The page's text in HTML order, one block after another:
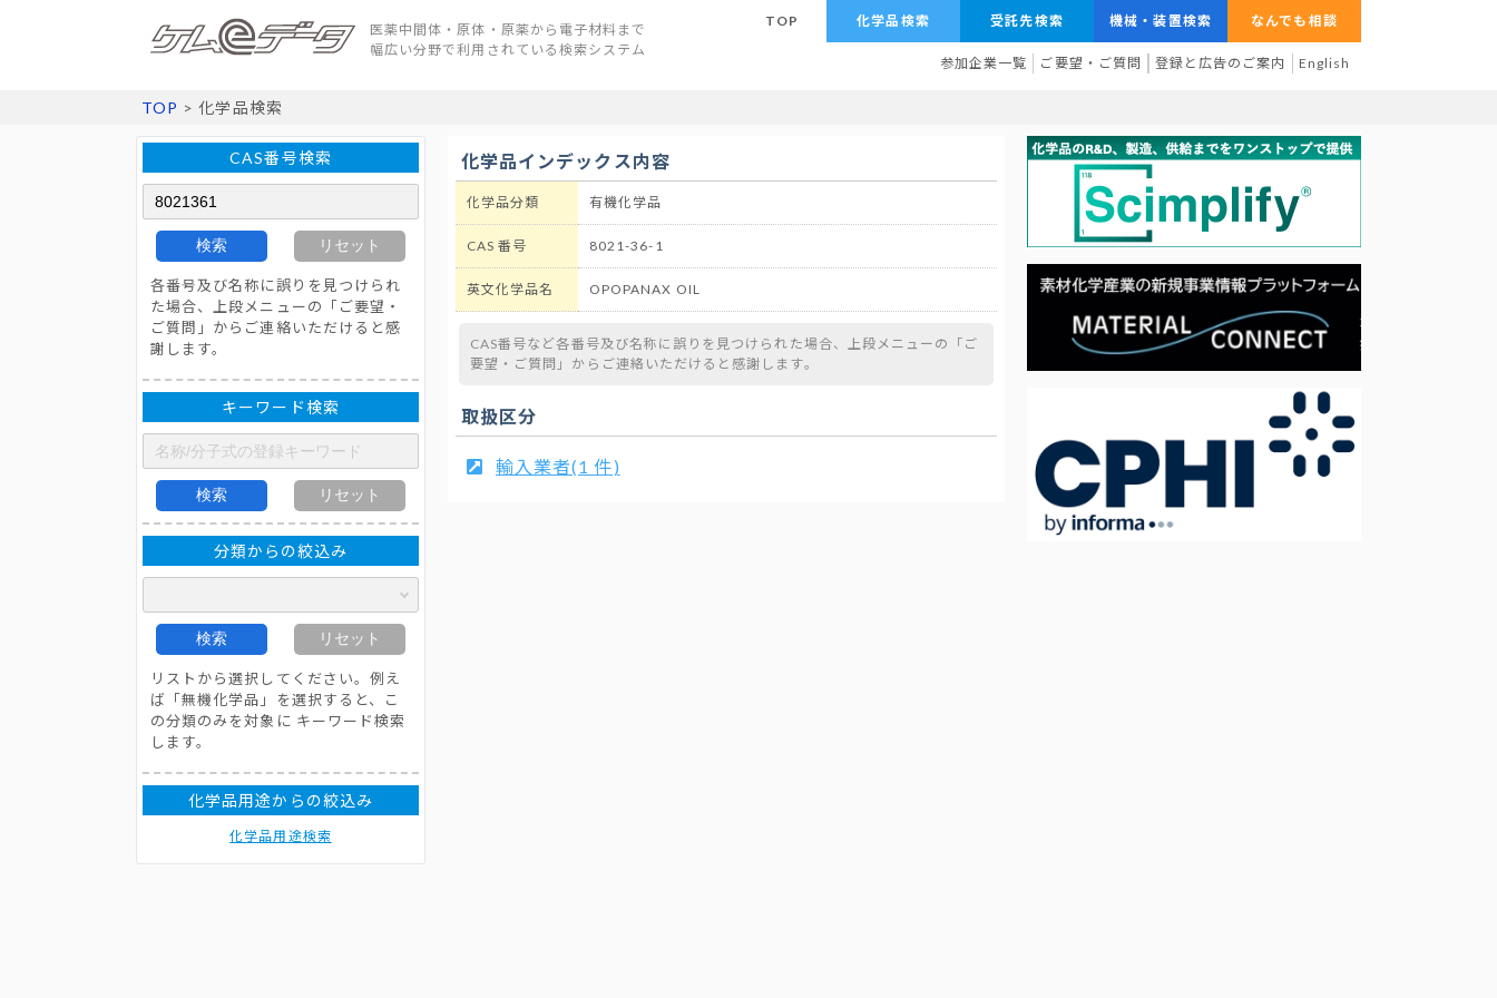
医薬中間体・原体・原薬から電子材料まで
幅広い分野で利用されている検索システム
TOP 化学品検索 受託先検索 機械・装置検索 なんでも相談
参加企業一覧 ご要望・ご質問 登録と広告のご案内 English
TOP > 化学品検索
CAS番号検索
検索 リセット
各番号及び名称に誤りを見つけられ
た場合、上段メニューの「ご要望・
ご質問」からご連絡いただけると感
謝します。
キーワード検索
検索 リセット
分類からの絞込み
検索 リセット
リストから選択してください。例え
ば「無機化学品」を選択すると、こ
の分類のみを対象に キーワード検索
します。
化学品用途からの絞込み
化学品用途検索
化学品インデックス内容
化学品分類 有機化学品
CAS 番号 8021-36-1
英文化学品名 OPOPANAX OIL
CAS番号など各番号及び名称に誤りを見つけられた場合、上段メニューの「ご
要望・ご質問」からご連絡いただけると感謝します。
取扱区分
輸入業者(1 件)